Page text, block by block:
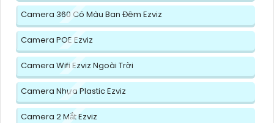
Camera 360 Có Màu Ban Đêm Ezviz
Camera POE Ezviz
Camera Wifi Ezviz Ngoài Trời
Camera Nhựa Plastic Ezviz
Camera 2 Mắt Ezviz